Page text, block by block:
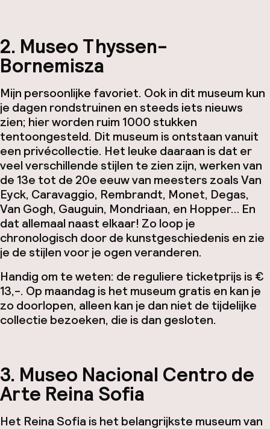
2. Museo Thyssen-
Bornemisza
Mijn persoonlijke favoriet. Ook in dit museum kun
je dagen rondstruinen en steeds iets nieuws
zien; hier worden ruim 1000 stukken
tentoongesteld. Dit museum is ontstaan vanuit
een privécollectie. Het leuke daaraan is dat er
veel verschillende stijlen te zien zijn, werken van
de 13e tot de 20e eeuw van meesters zoals Van
Eyck, Caravaggio, Rembrandt, Monet, Degas,
Van Gogh, Gauguin, Mondriaan, en Hopper… En
dat allemaal naast elkaar! Zo loop je
chronologisch door de kunstgeschiedenis en zie
je de stijlen voor je ogen veranderen.
Handig om te weten: de reguliere ticketprijs is €
13,-. Op maandag is het museum gratis en kan je
zo doorlopen, alleen kan je dan niet de tijdelijke
collectie bezoeken, die is dan gesloten.
3. Museo Nacional Centro de
Arte Reina Sofia
Het Reina Sofia is het belangrijkste museum van